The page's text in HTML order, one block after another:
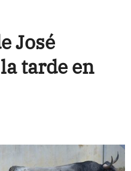
José
tarde en